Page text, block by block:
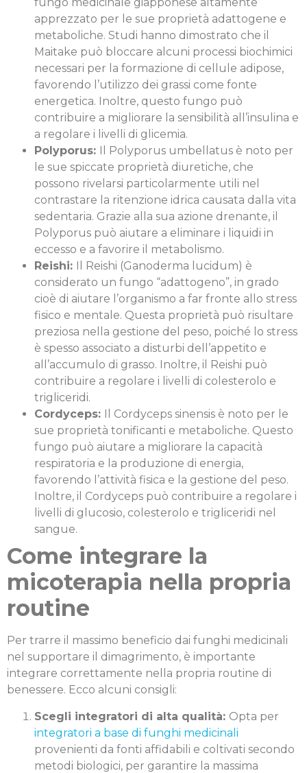
fungo medicinale giapponese altamente
apprezzato per le sue proprietà adattogene e
metaboliche. Studi hanno dimostrato che il
Maitake può bloccare alcuni processi biochimici
necessari per la formazione di cellule adipose,
favorendo l’utilizzo dei grassi come fonte
energetica. Inoltre, questo fungo può
contribuire a migliorare la sensibilità all’insulina e
a regolare i livelli di glicemia.
Polyporus:
Il Polyporus umbellatus è noto per
le sue spiccate proprietà diuretiche, che
possono rivelarsi particolarmente utili nel
contrastare la ritenzione idrica causata dalla vita
sedentaria. Grazie alla sua azione drenante, il
Polyporus può aiutare a eliminare i liquidi in
eccesso e a favorire il metabolismo.
Reishi:
Il Reishi (Ganoderma lucidum) è
considerato un fungo “adattogeno”, in grado
cioè di aiutare l’organismo a far fronte allo stress
fisico e mentale. Questa proprietà può risultare
preziosa nella gestione del peso, poiché lo stress
è spesso associato a disturbi dell’appetito e
all’accumulo di grasso. Inoltre, il Reishi può
contribuire a regolare i livelli di colesterolo e
trigliceridi.
Cordyceps:
Il Cordyceps sinensis è noto per le
sue proprietà tonificanti e metaboliche. Questo
fungo può aiutare a migliorare la capacità
respiratoria e la produzione di energia,
favorendo l’attività fisica e la gestione del peso.
Inoltre, il Cordyceps può contribuire a regolare i
livelli di glucosio, colesterolo e trigliceridi nel
sangue.
Come integrare la
micoterapia nella propria
routine
Per trarre il massimo beneficio dai funghi medicinali
nel supportare il dimagrimento, è importante
integrare correttamente nella propria routine di
benessere. Ecco alcuni consigli:
Scegli integratori di alta qualità: Opta per
integratori a base di funghi medicinali
provenienti da fonti affidabili e coltivati secondo
metodi biologici, per garantire la massima